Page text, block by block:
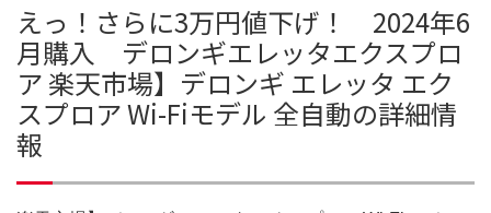
えっ！さらに3万円値下げ！ 2024年6
月購入 デロンギエレッタエクスプロ
ア 楽天市場】デロンギ エレッタ エク
スプロア Wi-Fiモデル 全自動の詳細情
報